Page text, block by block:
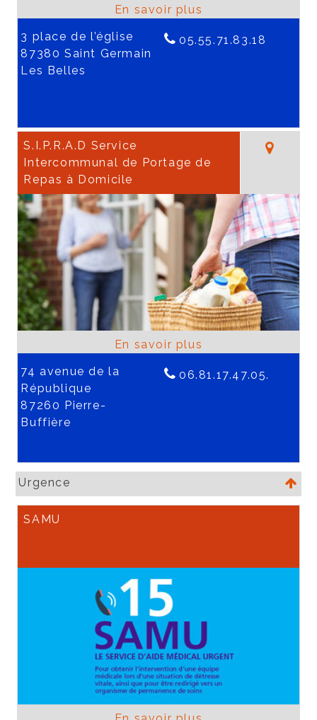
3 place de l’église
87380 Saint Germain
Les Belles
05.55.71.83.18
S.I.P.R.A.D Service
Intercommunal de Portage de
Repas à Domicile
74 avenue de la
République
87260 Pierre-
Buffière
06.81.17.47.05.
Urgence
SAMU